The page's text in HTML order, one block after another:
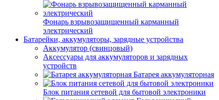
Фонарь взрывозащищенный карманный
электрический
Батарейки, аккумуляторы, зарядные устройства
Аккумулятор (свинцовый)
Аксессуары для аккумуляторов и зарядных
устройств
Батарея аккумуляторная
Блок питания сетевой для бытовой электроники